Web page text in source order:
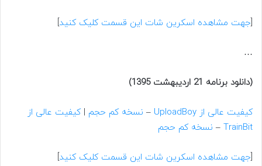
[جهت مشاهده اسکرین شات این قسمت کلیک کنید]
…
(دانلود برنامه 21 اردیبهشت 1395)
کیفیت عالی از UploadBoy – نسخه کم حجم |کیفیت عالی از
TrainBit
– نسخه کم حجم
[جهت مشاهده اسکرین شات این قسمت کلیک کنید]